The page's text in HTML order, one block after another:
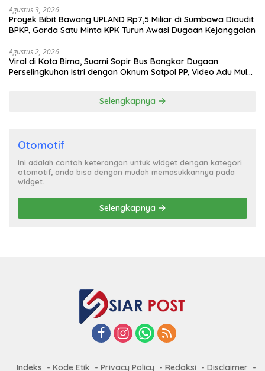
Agustus 3, 2026
Proyek Bibit Bawang UPLAND Rp7,5 Miliar di Sumbawa Diaudit
BPKP, Garda Satu Minta KPK Turun Awasi Dugaan Kejanggalan
Agustus 2, 2026
Viral di Kota Bima, Suami Sopir Bus Bongkar Dugaan
Perselingkuhan Istri dengan Oknum Satpol PP, Video Adu Mulut
Selengkapnya
Otomotif
Ini adalah contoh keterangan untuk widget dengan kategori
otomotif, anda bisa dengan mudah memasukkannya pada
widget.
Selengkapnya
Indeks Kode Etik Privacy Policy Redaksi Disclaimer